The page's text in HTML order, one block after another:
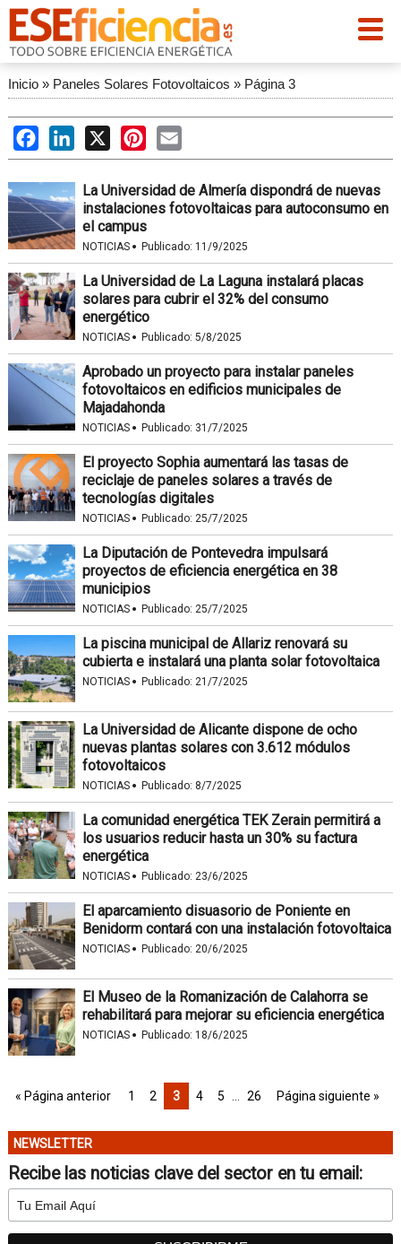
Inicio» Paneles Solares Fotovoltaicos » Página 3
FacebookLinkedIn
X PinterestEmail
La Universidad de Almería dispondrá de nuevas
instalaciones fotovoltaicas para autoconsumo en
el campus
NOTICIAS · Publicado: 11/9/2025
La Universidad de La Laguna instalará placas
solares para cubrir el 32% del consumo
energético
NOTICIAS · Publicado: 5/8/2025
Aprobado un proyecto para instalar paneles
fotovoltaicos en edificios municipales de
Majadahonda
NOTICIAS · Publicado: 31/7/2025
El proyecto Sophia aumentará las tasas de
reciclaje de paneles solares a través de
tecnologías digitales
NOTICIAS · Publicado: 25/7/2025
La Diputación de Pontevedra impulsará
proyectos de eficiencia energética en 38
municipios
NOTICIAS · Publicado: 25/7/2025
La piscina municipal de Allariz renovará su
cubierta e instalará una planta solar fotovoltaica
NOTICIAS · Publicado: 21/7/2025
La Universidad de Alicante dispone de ocho
nuevas plantas solares con 3.612 módulos
fotovoltaicos
NOTICIAS · Publicado: 8/7/2025
La comunidad energética TEK Zerain permitirá a
los usuarios reducir hasta un 30% su factura
energética
NOTICIAS · Publicado: 23/6/2025
El aparcamiento disuasorio de Poniente en
Benidorm contará con una instalación fotovoltaica
NOTICIAS · Publicado: 20/6/2025
El Museo de la Romanización de Calahorra se
rehabilitará para mejorar su eficiencia energética
NOTICIAS · Publicado: 18/6/2025
« Página anterior 1 2 3 4 5 26 Página siguiente »
NEWSLETTER
Recibe las noticias clave del sector en tu email: